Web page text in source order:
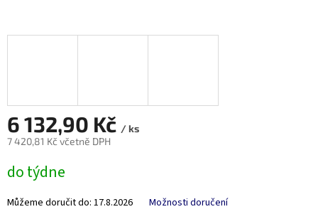
6 132,90 Kč / ks
7 420,81 Kč včetně DPH
cena:
do týdne
Můžeme doručit do: 17.8.2026 Možnosti doručení